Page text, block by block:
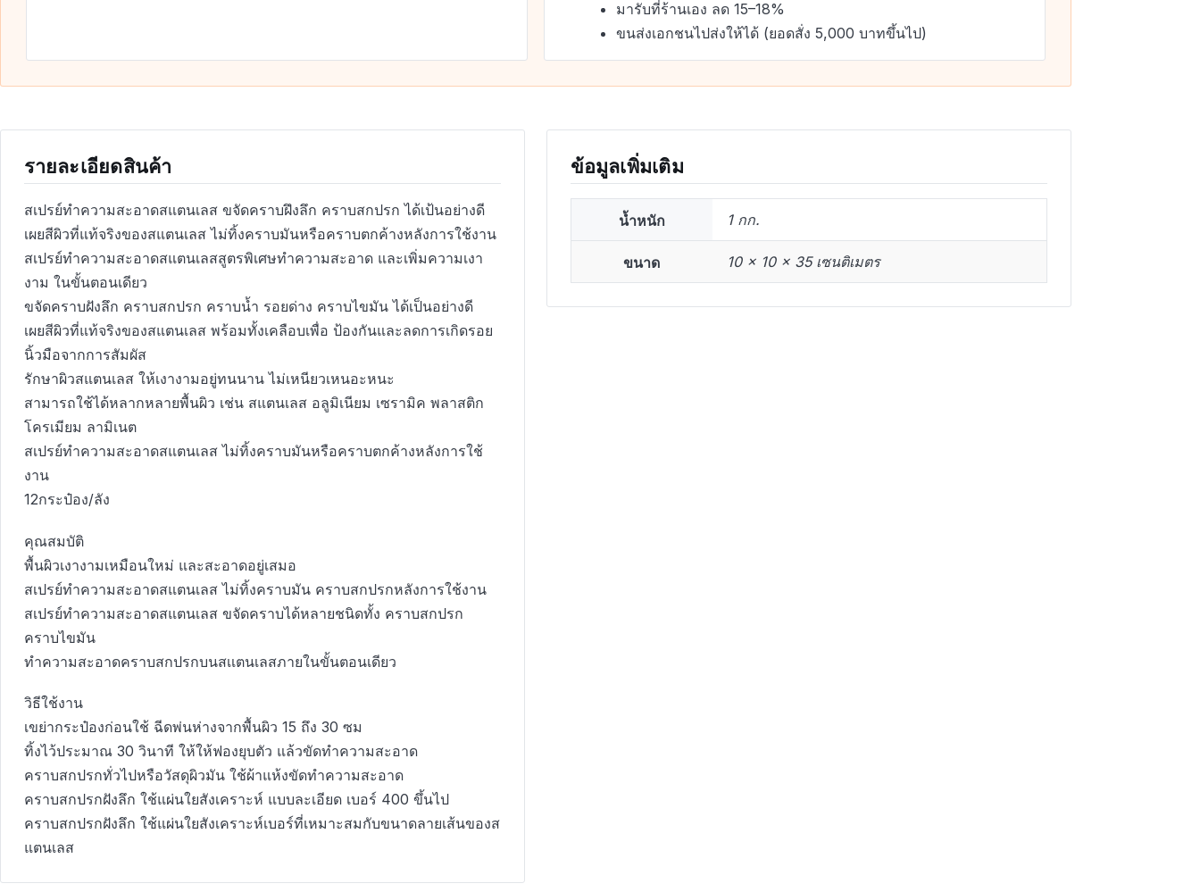
มารับที่ร้านเอง ลด 15–18%
ขนส่งเอกชนไปส่งให้ได้ (ยอดสั่ง 5,000 บาทขึ้นไป)
รายละเอียดสินค้า
สเปรย์ทำความสะอาดสแตนเลส ขจัดคราบฝึงลึก คราบสกปรก ได้เป้นอย่างดี
เผยสีผิวที่แท้จริงของสแตนเลส ไม่ทิ้งคราบมันหรือคราบตกค้างหลังการใช้งาน
สเปรย์ทำความสะอาดสแตนเลสสูตรพิเศษทำความสะอาด และเพิ่มความเงา
งาม ในขั้นตอนเดียว
ขจัดคราบฝังลึก คราบสกปรก คราบน้ำ รอยด่าง คราบไขมัน ได้เป็นอย่างดี
เผยสีผิวที่แท้จริงของสแตนเลส พร้อมทั้งเคลือบเพื่อ ป้องกันและลดการเกิดรอย
นิ้วมือจากการสัมผัส
รักษาผิวสแตนเลส ให้เงางามอยู่ทนนาน ไม่เหนียวเหนอะหนะ
สามารถใช้ได้หลากหลายพื้นผิว เช่น สแตนเลส อลูมิเนียม เซรามิค พลาสติก
โครเมียม ลามิเนต
สเปรย์ทำความสะอาดสแตนเลส ไม่ทิ้งคราบมันหรือคราบตกค้างหลังการใช้
งาน
12กระป๋อง/ลัง
คุณสมบัติ
พื้นผิวเงางามเหมือนใหม่ และสะอาดอยู่เสมอ
สเปรย์ทำความสะอาดสแตนเลส ไม่ทิ้งคราบมัน คราบสกปรกหลังการใช้งาน
สเปรย์ทำความสะอาดสแตนเลส ขจัดคราบได้หลายชนิดทั้ง คราบสกปรก
คราบไขมัน
ทำความสะอาดคราบสกปรกบนสเเตนเลสภายในขั้นตอนเดียว
วิธีใช้งาน
เขย่ากระป๋องก่อนใช้ ฉีดพ่นห่างจากพื้นผิว 15 ถึง 30 ซม
ทิ้งไว้ประมาณ 30 วินาที ให้ให้ฟองยุบตัว แล้วขัดทำความสะอาด
คราบสกปรกทั่วไปหรือวัสดุผิวมัน ใช้ผ้าแห้งขัดทำความสะอาด
คราบสกปรกฝังลึก ใช้แผ่นใยสังเคราะห์ แบบละเอียด เบอร์ 400 ขึ้นไป
คราบสกปรกฝังลึก ใช้แผ่นใยสังเคราะห์เบอร์ที่เหมาะสมกับขนาดลายเส้นของส
แตนเลส
ข้อมูลเพิ่มเติม
น้ำหนัก 1 กก.
ขนาด 10 × 10 × 35 เซนติเมตร